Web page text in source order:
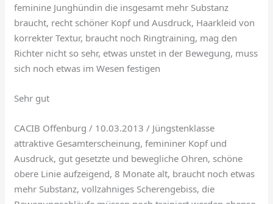
feminine Junghündin die insgesamt mehr Substanz
braucht, recht schöner Kopf und Ausdruck, Haarkleid von
korrekter Textur, braucht noch Ringtraining, mag den
Richter nicht so sehr, etwas unstet in der Bewegung, muss
sich noch etwas im Wesen festigen
Sehr gut
CACIB Offenburg / 10.03.2013 / Jüngstenklasse
attraktive Gesamterscheinung, femininer Kopf und
Ausdruck, gut gesetzte und bewegliche Ohren, schöne
obere Linie aufzeigend, 8 Monate alt, braucht noch etwas
mehr Substanz, vollzahniges Scherengebiss, die